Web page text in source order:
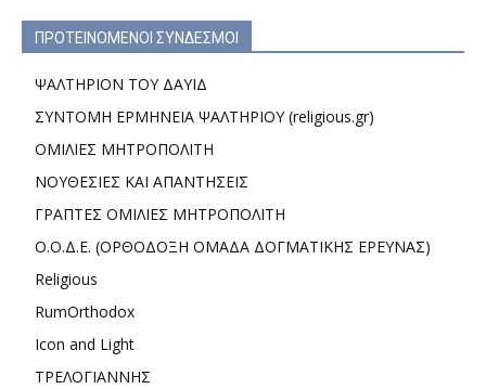
ΠΡΟΤΕΙΝΟΜΕΝΟΙ ΣΥΝΔΕΣΜΟΙ
ΨΑΛΤΗΡΙΟΝ ΤΟΥ ΔΑΥΙΔ
ΣΥΝΤΟΜΗ ΕΡΜΗΝΕΙΑ ΨΑΛΤΗΡΙΟΥ (religious.gr)
ΟΜΙΛΙΕΣ ΜΗΤΡΟΠΟΛΙΤΗ
ΝΟΥΘΕΣΙΕΣ ΚΑΙ ΑΠΑΝΤΗΣΕΙΣ
ΓΡΑΠΤΕΣ ΟΜΙΛΙΕΣ ΜΗΤΡΟΠΟΛΙΤΗ
Ο.Ο.Δ.Ε. (ΟΡΘΟΔΟΞΗ ΟΜΑΔΑ ΔΟΓΜΑΤΙΚΗΣ ΕΡΕΥΝΑΣ)
Religious
RumOrthodox
Icon and Light
ΤΡΕΛΟΓΙΑΝΝΗΣ